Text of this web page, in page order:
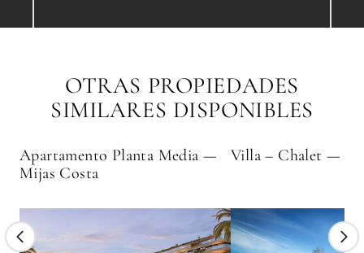
OTRAS PROPIEDADES
SIMILARES DISPONIBLES
Apartamento Planta Media —
Mijas Costa
Villa – Chalet —